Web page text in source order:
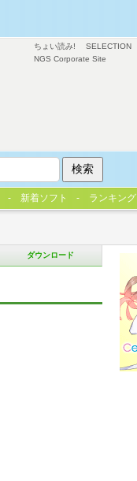
ダウンロード
ちょい読み! SELECTION
NGS Corporate Site
新着ソフト ランキング